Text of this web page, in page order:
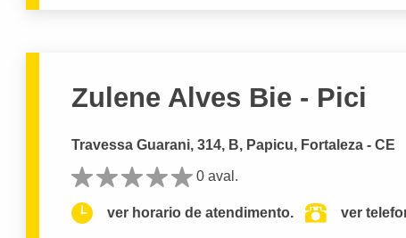
Zulene Alves Bie - Pici
Travessa Guarani, 314, B, Papicu, Fortaleza - CE
0 aval.
ver horario de atendimento. ver